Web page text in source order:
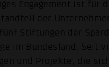
Engagement ist für
der
Stiftungen der
im Bundesland. Seit
und Projekte, die